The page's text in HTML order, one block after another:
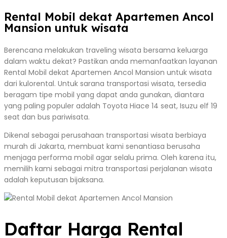
Rental Mobil dekat Apartemen Ancol
Mansion untuk wisata
Berencana melakukan traveling wisata bersama keluarga
dalam waktu dekat? Pastikan anda memanfaatkan layanan
Rental Mobil dekat Apartemen Ancol Mansion untuk wisata
dari kulorental. Untuk sarana transportasi wisata, tersedia
beragam tipe mobil yang dapat anda gunakan, diantara
yang paling populer adalah Toyota Hiace 14 seat, Isuzu elf 19
seat dan bus pariwisata.
Dikenal sebagai perusahaan transportasi wisata berbiaya
murah di Jakarta, membuat kami senantiasa berusaha
menjaga performa mobil agar selalu prima. Oleh karena itu,
memilih kami sebagai mitra transportasi perjalanan wisata
adalah keputusan bijaksana.
Daftar Harga Rental